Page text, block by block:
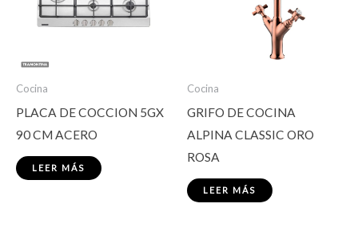
Cocina
PLACA DE COCCION 5GX
90 CM ACERO
LEER MÁS
Cocina
GRIFO DE COCINA
ALPINA CLASSIC ORO
ROSA
LEER MÁS